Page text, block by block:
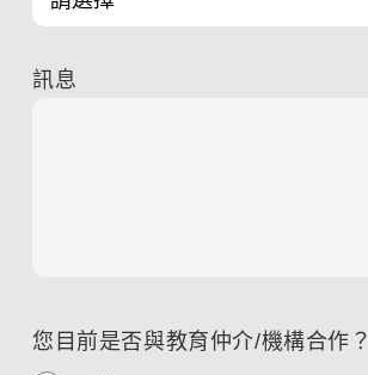
訊息
您目前是否與教育仲介/機構合作？